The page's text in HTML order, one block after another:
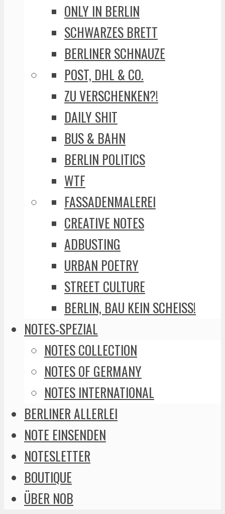
ONLY IN BERLIN
SCHWARZES BRETT
BERLINER SCHNAUZE
POST, DHL & CO.
ZU VERSCHENKEN?!
DAILY SHIT
BUS & BAHN
BERLIN POLITICS
WTF
FASSADENMALEREI
CREATIVE NOTES
ADBUSTING
URBAN POETRY
STREET CULTURE
BERLIN, BAU KEIN SCHEISS!
NOTES-SPEZIAL
NOTES COLLECTION
NOTES OF GERMANY
NOTES INTERNATIONAL
BERLINER ALLERLEI
NOTE EINSENDEN
NOTESLETTER
BOUTIQUE
ÜBER NOB